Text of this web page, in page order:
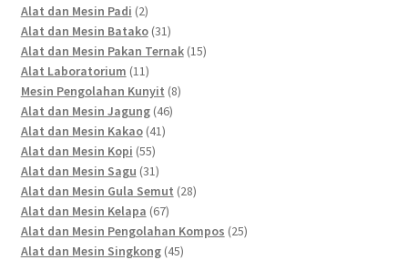
Alat dan Mesin Padi 22
products
Alat dan Mesin Batako 3131
products
Alat dan Mesin Pakan Ternak 1515
Alat Laboratorium 1111
products
Mesin Pengolahan Kunyit 88
Alat dan Mesin Jagung 4646
Alat dan Mesin Kakao 4141
Alat dan Mesin Kopi 5555
products
Alat dan Mesin Sagu 3131
products
Alat dan Mesin Gula Semut 2828
Alat dan Mesin Kelapa 6767
products
Alat dan Mesin Pengolahan Kompos 2525
Alat dan Mesin Singkong 4545